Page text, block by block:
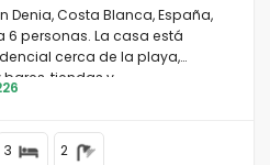
Costa Blanca, España,
personas. La casa está
cerca de la playa,
tiendas y
de la playa de Las
3 2